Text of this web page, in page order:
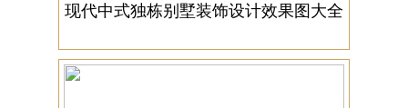
现代中式独栋别墅装饰设计效果图大全